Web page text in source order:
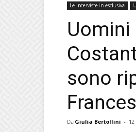
Le interviste in esclusiva
Uomini
sono
Da Giulia Bertollini -